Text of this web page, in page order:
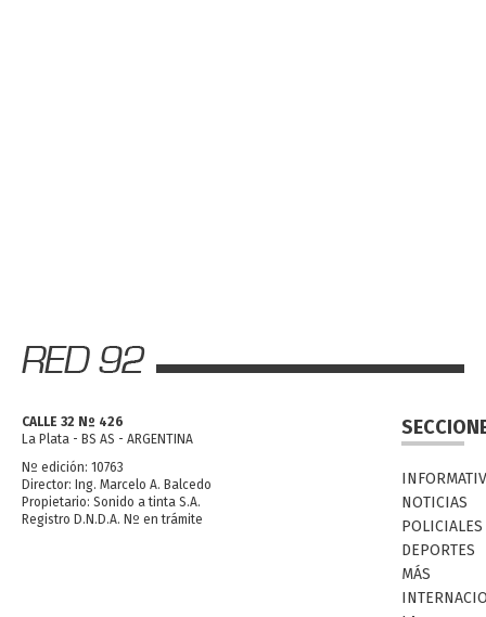
CALLE 32 Nº 426
La Plata - BS AS - ARGENTINA
Nº edición: 10763
Director: Ing. Marcelo A. Balcedo
Propietario: Sonido a tinta S.A.
Registro D.N.D.A. Nº en trámite
NOTICIAS
POLICIALES
DEPORTES
MÁS